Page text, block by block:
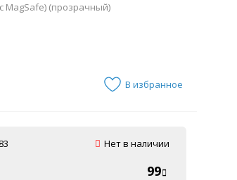
MagSafe) (прозрачный)
В избранное
Нет в наличии
99